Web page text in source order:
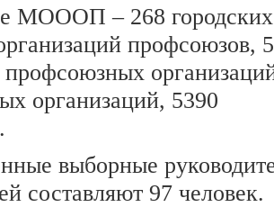
МОООП – 268
профсоюзов,
организаций, 5390
выборные
составляют 97 человек.